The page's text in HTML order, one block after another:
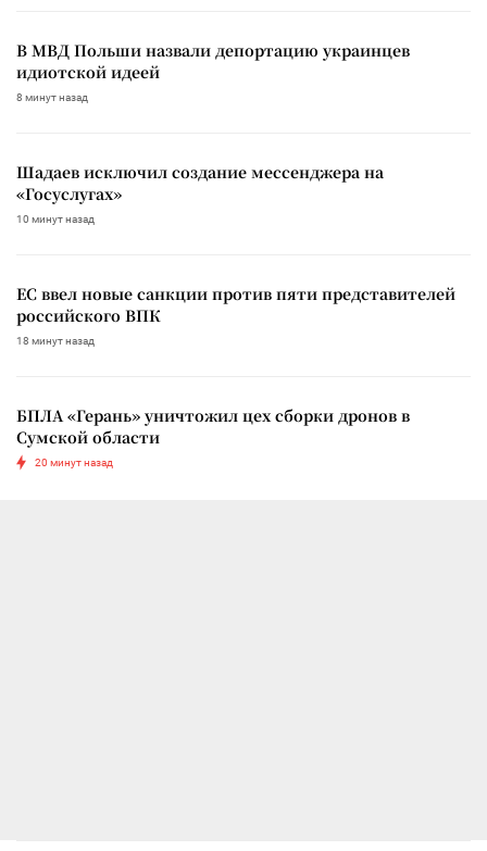
В МВД Польши назвали депортацию украинцев
идиотской идеей
8 минут назад
Шадаев исключил создание мессенджера на
«Госуслугах»
10 минут назад
ЕС ввел новые санкции против пяти представителей
российского ВПК
18 минут назад
БПЛА «Герань» уничтожил цех сборки дронов в
Сумской области
20 минут назад